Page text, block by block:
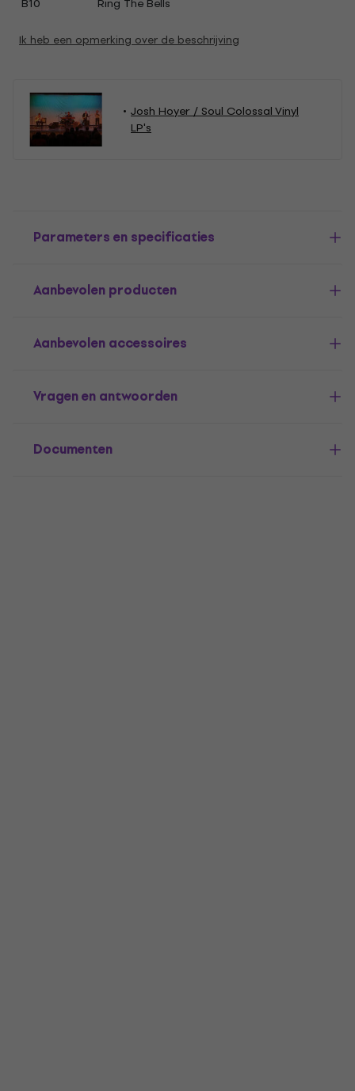
Ik heb een opmerking over de beschrijving
Josh Hoyer / Soul Colossal Vinyl
LP's
Parameters en specificaties
Aanbevolen producten
Aanbevolen accessoires
Vragen en antwoorden
Documenten